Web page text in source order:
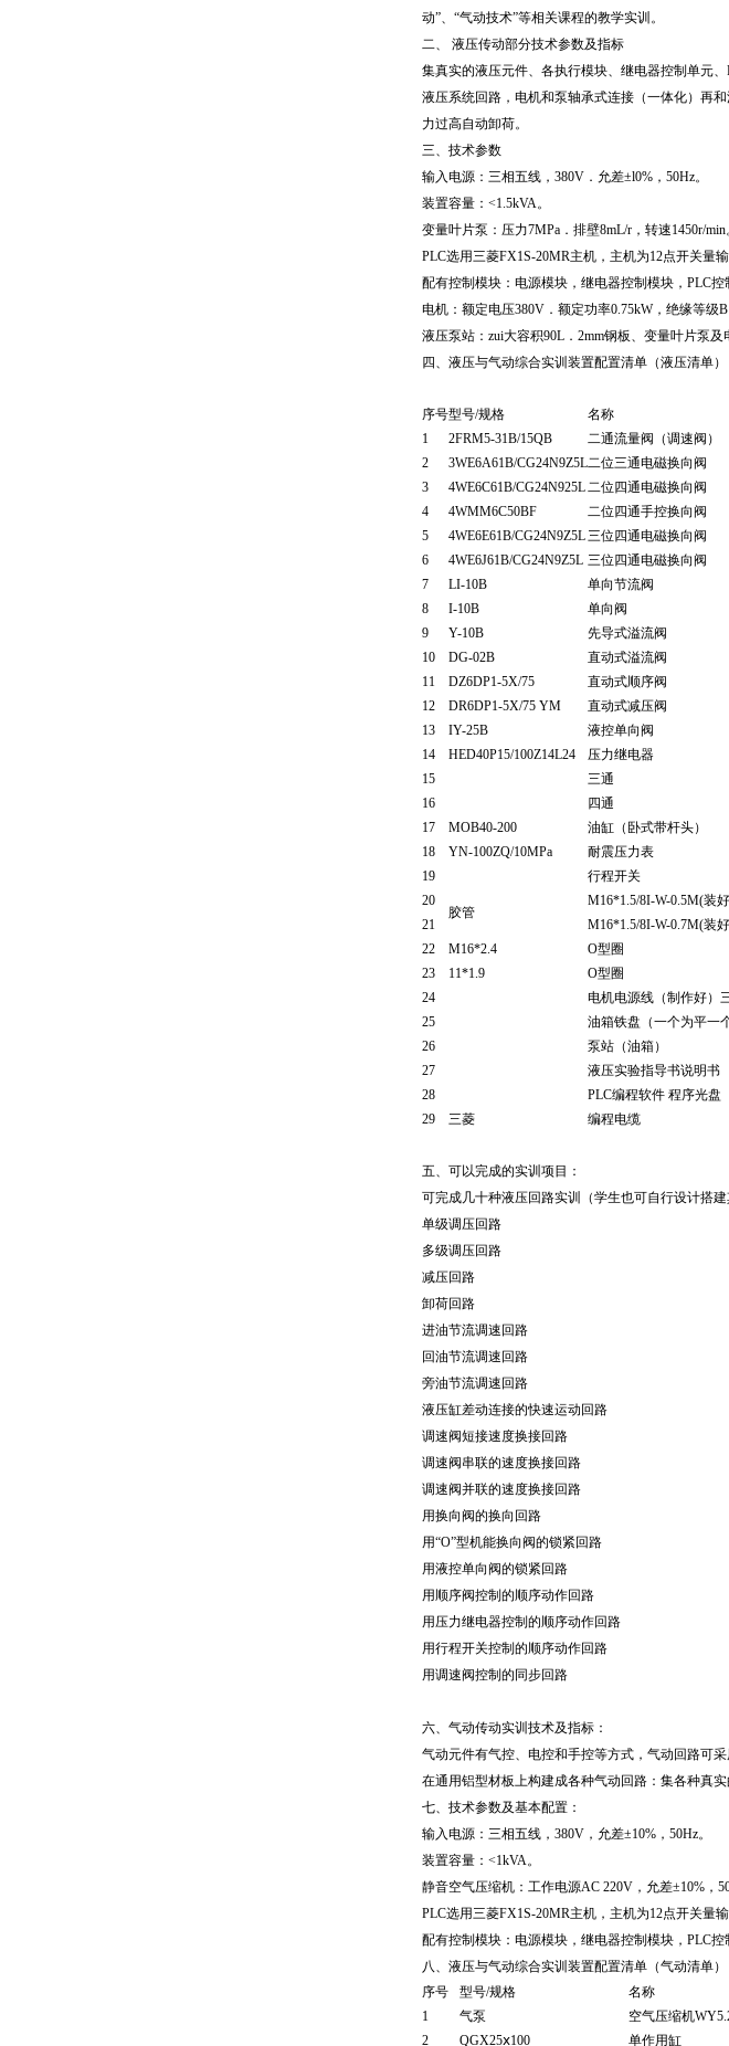
动”、“气动技术”等相关课程的教学实训。
二、 液压传动部分技术参数及指标
集真实的液压元件、各执行模块、继电器控制单元
液压系统回路，电机和泵轴承式连接（一体化）再
力过高自动卸荷。
三、 技术参数
输入电源：三相五线，380V．允差±l0%，50Hz。
装置容量：<1.5kVA。
变量叶片泵：压力7MPa．排壁8mL/r，转速1450r/min
PLC选用三菱FX1S-20MR主机，主机为12点开关量
配有控制模块：电源模块，继电器控制模块，PLC控
电机：额定电压380V．额定功率0.75kW，绝缘等级B
液压泵站：zui大容积90L．2mm钢板、变量叶片泵
四、液压与气动综合实训装置配置清单（液压清单）
序号型号/规格 名称
1
2FRM5-31B/15QB 二通流量阀（调速阀）
2
3WE6A61B/CG24N9Z5L二位三通电磁换向阀
3
4WE6C61B/CG24N925L二位四通电磁换向阀
4
4WMM6C50BF 二位四通手控换向阀
5
4WE6E61B/CG24N9Z5L三位四通电磁换向阀
6
4WE6J61B/CG24N9Z5L 三位四通电磁换向阀
7
LI-10B 单向节流阀
8
I-10B 单向阀
9
Y-10B 先导式溢流阀
10
DG-02B 直动式溢流阀
11
DZ6DP1-5X/75 直动式顺序阀
12
DR6DP1-5X/75 YM 直动式减压阀
13
IY-25B 液控单向阀
14
HED40P15/100Z14L24 压力继电器
15
三通
16
四通
17
MOB40-200 油缸（卧式带杆头）
18
YN-100ZQ/10MPa 耐震压力表
19
行程开关
20
胶管
M16*1.5/8I-W-0.5M(装
21
M16*1.5/8I-W-0.7M(装
22
M16*2.4 O型圈
23
11*1.9 O型圈
24
电机电源线（制作好）
25
油箱铁盘（一个为平一
26
泵站（油箱）
27
液压实验指导书说明书
28
PLC编程软件 程序光盘
29
三菱 编程电缆
五、可以完成的实训项目：
可完成几十种液压回路实训（学生也可自行设计搭
单级调压回路
多级调压回路
减压回路
卸荷回路
进油节流调速回路
回油节流调速回路
旁油节流调速回路
液压缸差动连接的快速运动回路
调速阀短接速度换接回路
调速阀串联的速度换接回路
调速阀并联的速度换接回路
用换向阀的换向回路
用“O”型机能换向阀的锁紧回路
用液控单向阀的锁紧回路
用顺序阀控制的顺序动作回路
用压力继电器控制的顺序动作回路
用行程开关控制的顺序动作回路
用调速阀控制的同步回路
六、气动传动实训技术及指标：
气动元件有气控、电控和手控等方式，气动回路可
在通用铝型材板上构建成各种气动回路：集各种真
七、技术参数及基本配置：
输入电源：三相五线，380V，允差±10%，50Hz。
装置容量：<1kVA。
静音空气压缩机：工作电源AC 220V，允差±10%，
PLC选用三菱FX1S-20MR主机，主机为12点开关量
配有控制模块：电源模块，继电器控制模块，PLC控
八、液压与气动综合实训装置配置清单（气动清单）
序号
型号/规格 名称
1
气泵 空气压缩机
2
QGX25ⅹ100 单作用缸